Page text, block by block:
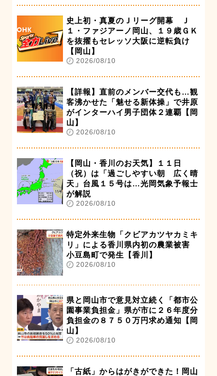
史上初・真夏のＪリーグ開幕 Ｊ
１・ファジアーノ岡山、１９歳ＧＫ
を抜擢もセレッソ大阪に逆転負け
【岡山】
2026/08/10
【詳報】直前のメンバー交代も…観
客沸かせた「魅せる新体操」で井原
がインターハイ男子団体２連覇【岡
山】
2026/08/10
【岡山・香川のお天気】１１日
（祝）は「過ごしやすい朝 広く晴
天」台風１５号は…光岡気象予報士
が解説
2026/08/10
特定外来生物「クビアカツヤカミキ
リ」による香川県内初の農業被害
小豆島町で発生【香川】
2026/08/10
県と岡山市で意見対立続く「都市公
園事業負担金」県が市に２６年度分
負担金の８７５０万円求め通知【岡
山】
2026/08/10
「古紙」からはがきができた！岡山